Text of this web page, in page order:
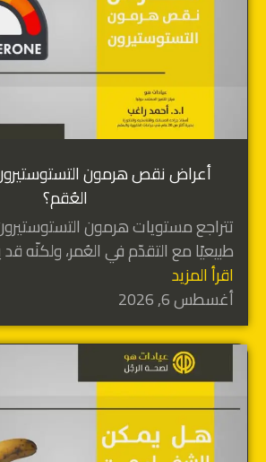
أعراض نقص هرمون
العُقم؟
تتراجع مستويات هرمون
طبيعيًا مع التقدّم في العُمر، ولكنّه
اقرأ المزيد
أغسطس 6, 2026